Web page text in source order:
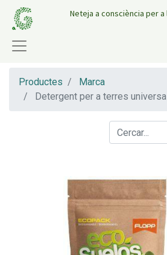
Neteja a consciència per a
Productes
Marca
Detergent per a terres